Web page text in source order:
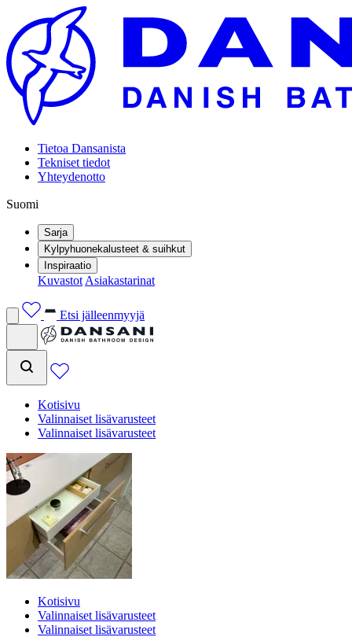
Tietoa Dansanista
Tekniset tiedot
Yhteydenotto
Suomi
Sarja
Kylpyhuonekalusteet & suihkut
Inspiraatio
Kuvastot Asiakastarinat
Etsi jälleenmyyjä
Kotisivu
Valinnaiset lisävarusteet
Valinnaiset lisävarusteet
Kotisivu
Valinnaiset lisävarusteet
Valinnaiset lisävarusteet